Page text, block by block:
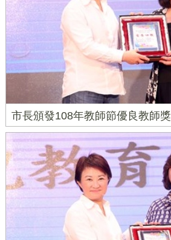
市長頒發108年教師節優良教師獎